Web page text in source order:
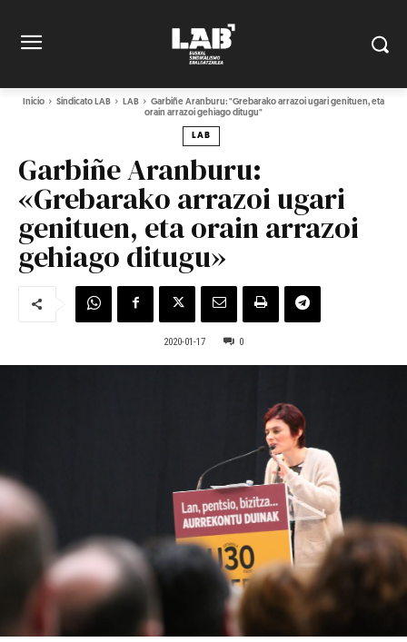
Inicio Sindicato LAB LAB
Garbiñe Aranburu: "Grebarako arrazoi ugari genituen, eta
orain arrazoi gehiago ditugu"
LAB
Garbiñe Aranburu:
«Grebarako arrazoi ugari
genituen, eta orain arrazoi
gehiago ditugu»
2020-01-17 0